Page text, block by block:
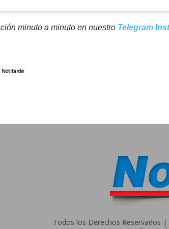
minuto a minuto en nuestro Telegram
Notitarde
Todos los Derechos Reservados |